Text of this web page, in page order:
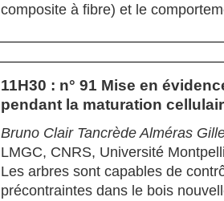
composite à fibre) et le
11H30 : n° 91 Mise en
pendant la maturation
Bruno Clair Tancrède Alméras
LMGC, CNRS, Université
Les arbres sont capables de
précontraintes dans le bois